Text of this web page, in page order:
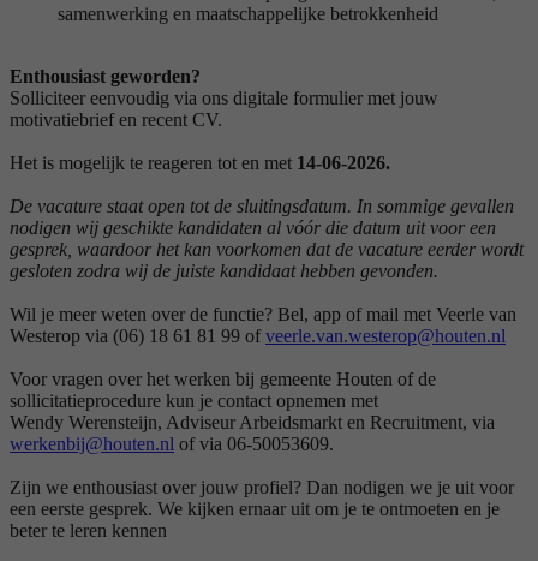
samenwerking en maatschappelijke betrokkenheid
Enthousiast geworden?
Solliciteer eenvoudig via ons digitale formulier met jouw
motivatiebrief en recent CV.
Het is mogelijk te reageren tot en met 14-06-2026.
De vacature staat open tot de sluitingsdatum. In sommige gevallen
nodigen wij geschikte kandidaten al vóór die datum uit voor een
gesprek, waardoor het kan voorkomen dat de vacature eerder wordt
gesloten zodra wij de juiste kandidaat hebben gevonden.
Wil je meer weten over de functie? Bel, app of mail met Veerle van
Westerop via (06) 18 61 81 99 ofveerle.van.westerop@houten.nl
Voor vragen over het werken bij gemeente Houten of de
sollicitatieprocedure kun je contact opnemen met
Wendy Werensteijn, Adviseur Arbeidsmarkt en Recruitment, via
werkenbij@houten.nl of via 06-50053609.
Zijn we enthousiast over jouw profiel? Dan nodigen we je uit voor
een eerste gesprek. We kijken ernaar uit om je te ontmoeten en je
beter te leren kennen